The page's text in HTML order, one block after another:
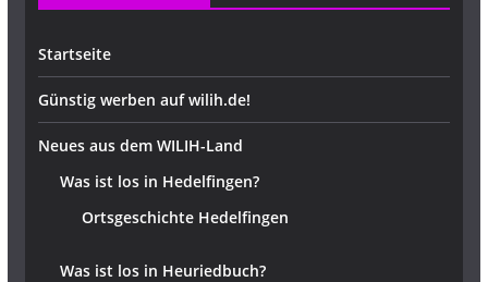
Startseite
Günstig werben auf wilih.de!
Neues aus dem WILIH-Land
Was ist los in Hedelfingen?
Ortsgeschichte Hedelfingen
Was ist los in Heuriedbuch?